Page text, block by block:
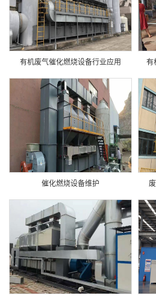
有机废气催化燃烧设备行业应用
催化燃烧设备维护